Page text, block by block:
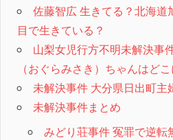
佐藤智広 生きてる？北海道
目で生きている？
山梨女児行方不明未解決事
（おぐらみさき）ちゃんはど
未解決事件 大分県日出町主
未解決事件まとめ
みどり荘事件 冤罪で逆転